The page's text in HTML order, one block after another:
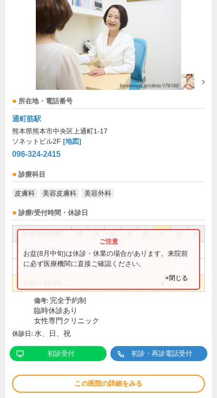
所在地・電話番号
通町筋駅
熊本県熊本市中央区上通町1-17
ソネットビル2F [地図]
096-324-2415
診療科目
皮膚科 美容皮膚科 美容外科
診療/受付時間・休診日
祝
9:00～17:00 ●
9:00～18:00 ● ● ●
お盆(8月中旬)は休診・休業の場合があります。来院前
に必ず医療機関に直接ご確認ください。
×閉じる
備考: 完全予約制
臨時休診あり
女性専門クリニック
休診日: 水、日、祝
初診受付 初診・再診電話受付
この医院の詳細をみる